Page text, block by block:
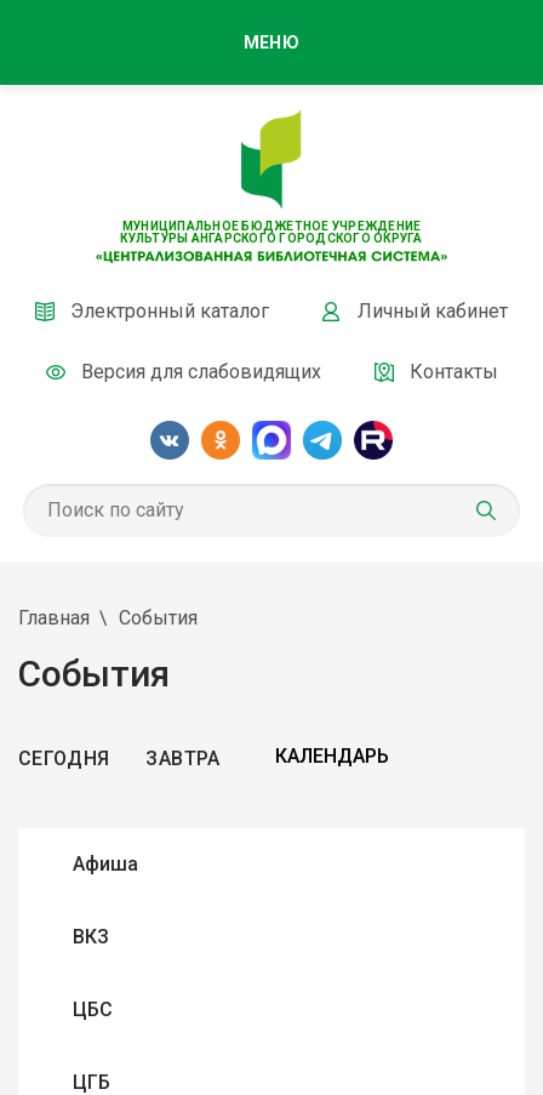
МУНИЦИПАЛЬНОЕ БЮДЖЕТНОЕ УЧРЕЖДЕНИЕ
КУЛЬТУРЫ АНГАРСКОГО ГОРОДСКОГО ОКРУГА
Электронный каталог Личный кабинет
Версия для слабовидящих Контакты
МЕНЮ
Главная События
События
СЕГОДНЯ ЗАВТРА
Афиша
ВКЗ
ЦБС
ЦГБ